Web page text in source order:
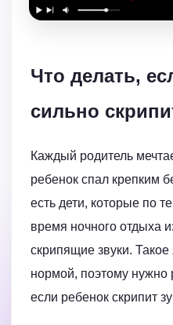
Что делать,
сильно
Каждый родитель
ребенок спал крепким
есть дети, которые по
время ночного отдыха
скрипящие звуки. Такое
нормой, поэтому нужно
если ребенок скрипит